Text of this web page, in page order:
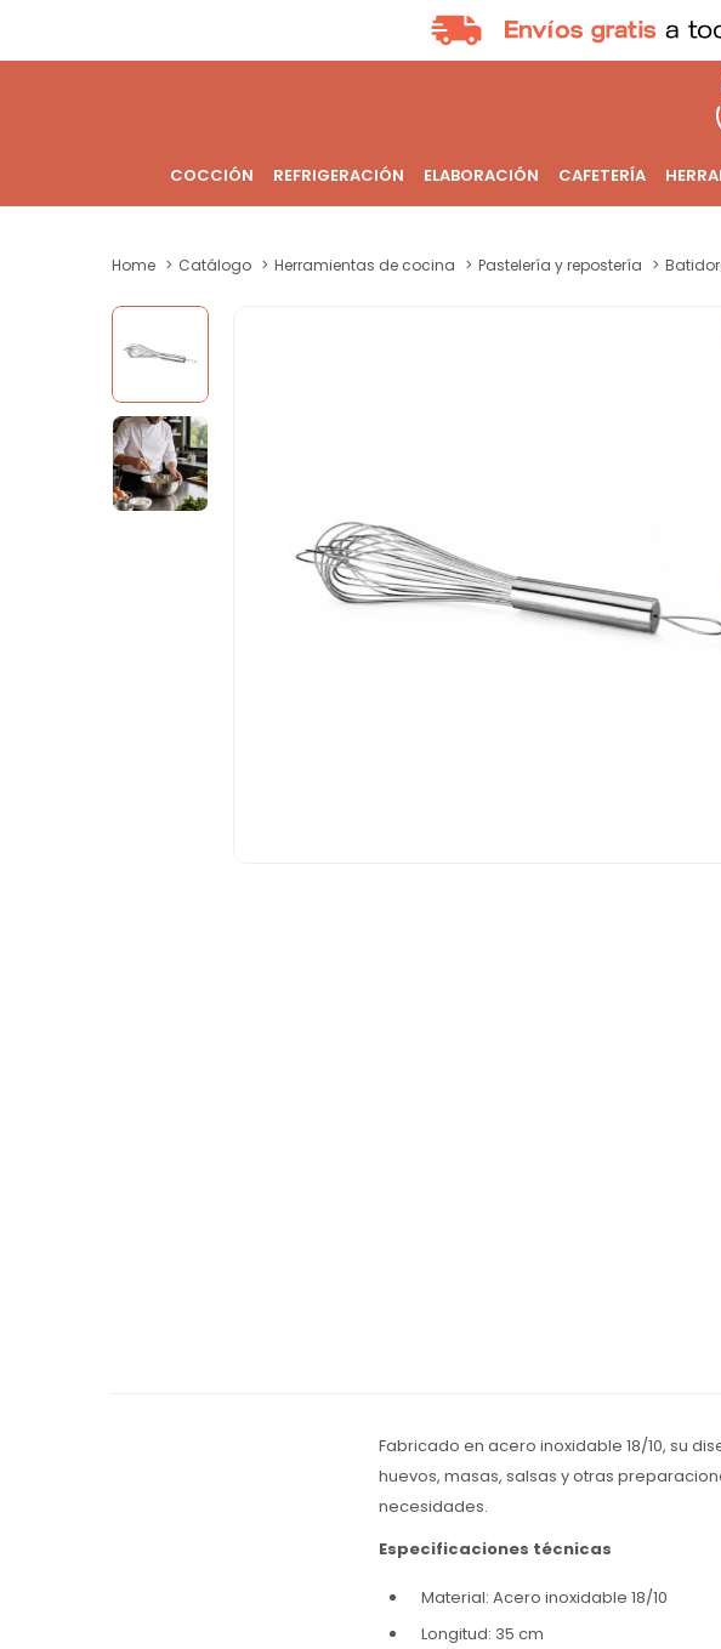
COCCIÓN REFRIGERACIÓN ELABORACIÓN CAFETERÍA
Home Catálogo Herramientas de cocina Pastelería y repostería
Fabricado en acero inoxidable 18/10, su
huevos, masas, salsas y otras
necesidades.
Especificaciones técnicas
Material: Acero inoxidable 18/10
Longitud: 35 cm